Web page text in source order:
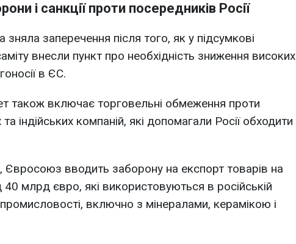
і санкції проти посередників Росії
зняла заперечення після того, як у підсумкові
внесли пункт про необхідність зниження високих
в ЄС.
також включає торговельні обмеження проти
індійських компаній, які допомагали Росії обходити
Євросоюз вводить заборону на експорт товарів на
млрд євро, які використовуються в російській
промисловості, включно з мінералами, керамікою і